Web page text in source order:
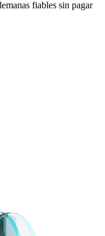
fiables sin pagar